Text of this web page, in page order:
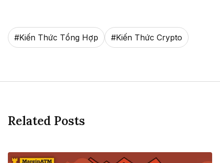
#Kiến Thức Tổng Hợp #Kiến Thức Crypto
Related Posts